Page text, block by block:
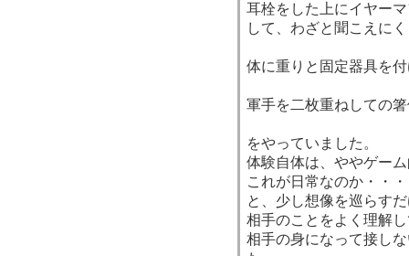
耳栓をした上にイヤー
して、わざと聞こえに
体に重りと固定器具を
軍手を二枚重ねしての
をやっていました。
体験自体は、ややゲー
これが日常なのか・・・
と、少し想像を巡らす
相手のことをよく理解
相手の身になって接し